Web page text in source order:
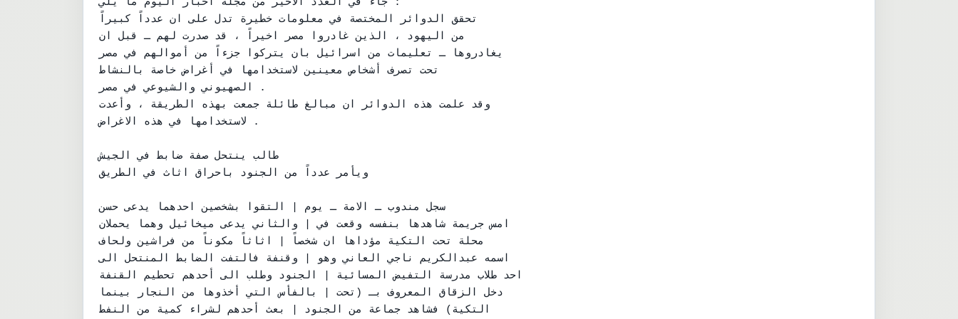
تحقق الدوائر المختصة في معلومات خطيرة تدل على ان عدداً كبيراً
من اليهود ، الذين غادروا مصر اخيراً ، قد صدرت لهم ـ قبل ان
يغادروها ـ تعليمات من اسرائيل بان يتركوا جزءاً من أموالهم في مصر
تحت تصرف أشخاص معينين لاستخدامها في أغراض خاصة بالنشاط
الصهيوني والشيوعي في مصر .
وقد علمت هذه الدوائر ان مبالغ طائلة جمعت بهذه الطريقة ، وأعدت
لاستخدامها في هذه الاغراض .
طالب ينتحل صفة ضابط في الجيش
ويأمر عدداً من الجنود باحراق اثاث في الطريق
سجل مندوب ـ الامة ـ يوم | التقوا بشخصين احدهما يدعى حسن
امس جريمة شاهدها بنفسه وقعت في | والثاني يدعى ميخائيل وهما يحملان
محلة تحت التكية مؤداها ان شخصاً | اثاثاً مكوناً من فراشين ولحاف
اسمه عبدالكريم ناجي العاني وهو | وقنفة فالتفت الضابط المنتحل الى
احد طلاب مدرسة التفيض المسائية | الجنود وطلب الى أحدهم تحطيم القنفة
دخل الزقاق المعروف بـ (تحت | بالفأس التي أخذوها من النجار بينما
التكية) فشاهد جماعة من الجنود | بعث أحدهم لشراء كمية من النفط